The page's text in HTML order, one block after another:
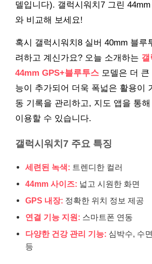
델입니다). 갤럭시워치7 그린
와 비교해 보세요!
혹시 갤럭시워치8 실버 40mm 블루
려하고 계신가요? 오늘 소개하는 갤
44mm GPS+블루투스 모델은 더
능이 추가되어 더욱 폭넓은 활용이
동 기록을 관리하고, 지도 앱을 통
이용할 수 있습니다.
갤럭시워치7 주요 특징
세련된 녹색: 트렌디한 컬러
44mm 사이즈: 넓고 시원한 화면
GPS 내장: 정확한 위치 정보 제공
연결 기능 지원: 스마트폰 연동
다양한 건강 관리 기능: 심박수, 수
등